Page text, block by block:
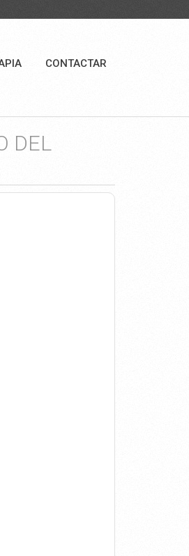
CONTACTAR
DEL